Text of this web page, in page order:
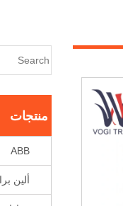
منتجات
ABB
ألين